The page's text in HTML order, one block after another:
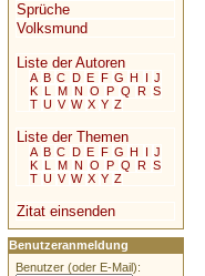
Sprüche
Volksmund
Liste der Autoren
A B C D E F G H I J
K L M N O P Q R S
T U V W X Y Z
Liste der Themen
A B C D E F G H I J
K L M N O P Q R S
T U V W X Y Z
Zitat einsenden
Benutzeranmeldung
Benutzer (oder E-Mail):